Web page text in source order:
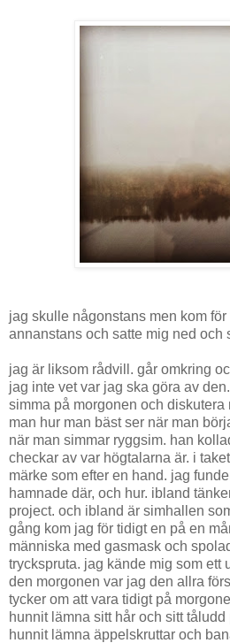
jag skulle någonstans men kom
annanstans och satte mig ned och
jag är liksom rådvill. går omkring
jag inte vet var jag ska göra av
simma på morgonen och diskutera
man hur man bäst ser när man
när man simmar ryggsim. han
checkar av var högtalarna är. i
märke som efter en hand. jag
hamnade där, och hur. ibland
project. och ibland är simhallen
gång kom jag för tidigt en på en
människa med gasmask och
tryckspruta. jag kände mig som ett
den morgonen var jag den allra
tycker om att vara tidigt på
hunnit lämna sitt hår och sitt
hunnit lämna äppelskruttar och